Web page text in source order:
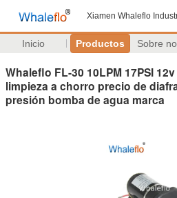
Xiamen Whaleflo
Inicio Productos Sobre
Whaleflo FL-30 10LPM 17PSI
limpieza a chorro precio de
presión bomba de agua marca